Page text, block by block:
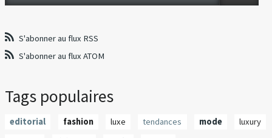
S'abonner au flux RSS
S'abonner au flux ATOM
Tags populaires
editorial fashion luxe tendances mode
luxury